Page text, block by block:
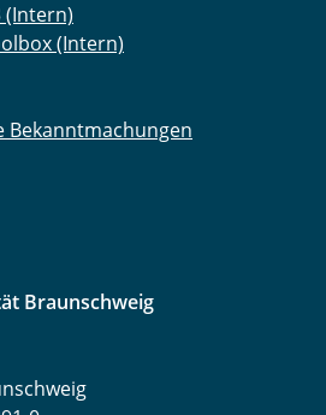
(Intern)
(Intern)
Braunschweig